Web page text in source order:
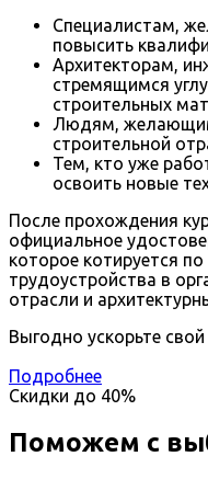
Специалистам,
повысить
Архитекторам,
стремящимся
строительных
Людям, желающим
строительной
Тем, кто уже
освоить новые
После прохождения
официальное
которое котируется
трудоустройства в
отрасли и
Выгодно ускорьте
Подробнее
Скидки до 40%
Поможем с